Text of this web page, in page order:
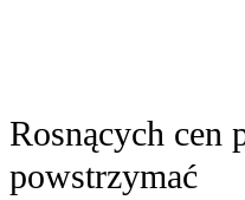
Rosnących cen
powstrzymać